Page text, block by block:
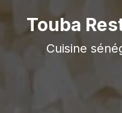
Touba
Cuisine